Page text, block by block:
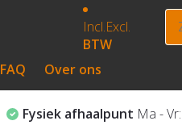
Incl.Excl.
BTW
FAQ Over ons
Fysiek afhaalpunt Ma -